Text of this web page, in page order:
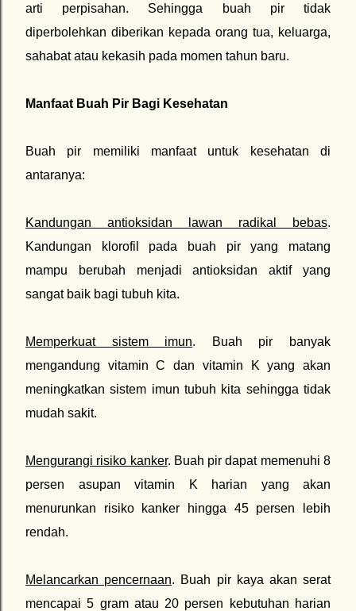
arti perpisahan. Sehingga buah pir tidak
diperbolehkan diberikan kepada orang tua, keluarga,
sahabat atau kekasih pada momen tahun baru.
Manfaat Buah Pir Bagi Kesehatan
Buah pir memiliki manfaat untuk kesehatan di
antaranya:
Kandungan antioksidan lawan radikal bebas.
Kandungan klorofil pada buah pir yang matang
mampu berubah menjadi antioksidan aktif yang
sangat baik bagi tubuh kita.
Memperkuat sistem imun. Buah pir banyak
mengandung vitamin C dan vitamin K yang akan
meningkatkan sistem imun tubuh kita sehingga tidak
mudah sakit.
Mengurangi risiko kanker. Buah pir dapat memenuhi 8
persen asupan vitamin K harian yang akan
menurunkan risiko kanker hingga 45 persen lebih
rendah.
Melancarkan pencernaan. Buah pir kaya akan serat
mencapai 5 gram atau 20 persen kebutuhan harian